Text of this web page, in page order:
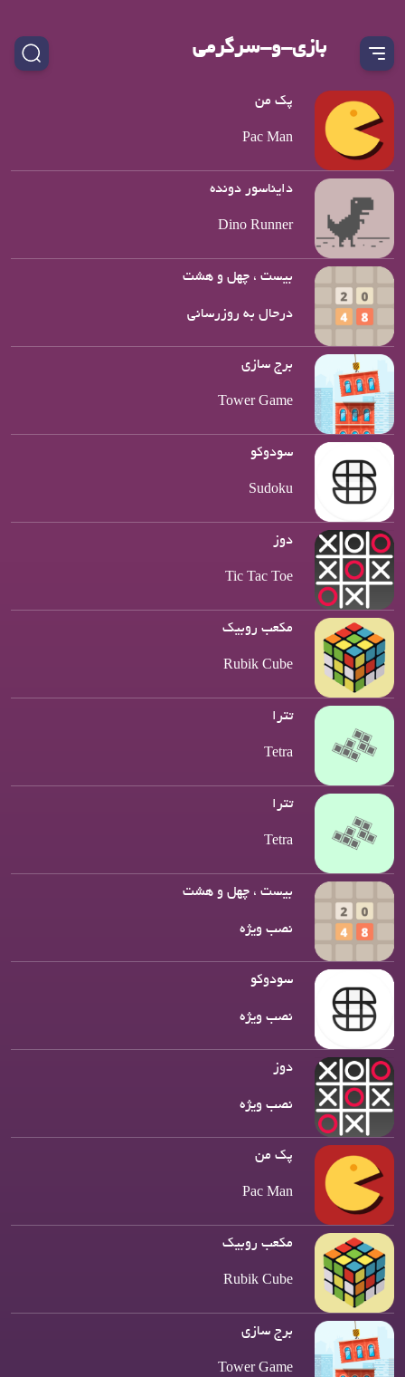
بازی-و-سرگرمی
پک من
Pac Man
دایناسور دونده
Dino Runner
بیست ، چهل و هشت
درحال به روزرسانی
برج سازی
Tower Game
سودوکو
Sudoku
دوز
Tic Tac Toe
مکعب روبیک
Rubik Cube
تترا
Tetra
تترا
Tetra
بیست ، چهل و هشت
نصب ویژه
سودوکو
نصب ویژه
دوز
نصب ویژه
پک من
Pac Man
مکعب روبیک
Rubik Cube
برج سازی
Tower Game